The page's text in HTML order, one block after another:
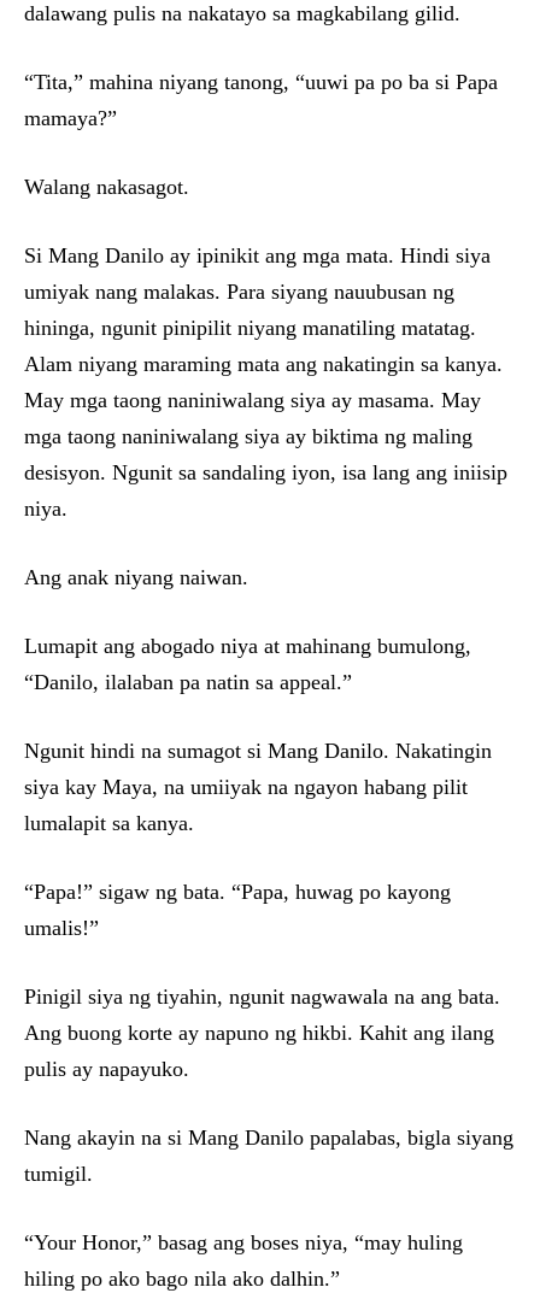
dalawang pulis na nakatayo sa magkabilang gilid.
“Tita,” mahina niyang tanong, “uuwi pa po ba si Papa
mamaya?”
Walang nakasagot.
Si Mang Danilo ay ipinikit ang mga mata. Hindi siya
umiyak nang malakas. Para siyang nauubusan ng
hininga, ngunit pinipilit niyang manatiling matatag.
Alam niyang maraming mata ang nakatingin sa kanya.
May mga taong naniniwalang siya ay masama. May
mga taong naniniwalang siya ay biktima ng maling
desisyon. Ngunit sa sandaling iyon, isa lang ang iniisip
niya.
Ang anak niyang naiwan.
Lumapit ang abogado niya at mahinang bumulong,
“Danilo, ilalaban pa natin sa appeal.”
Ngunit hindi na sumagot si Mang Danilo. Nakatingin
siya kay Maya, na umiiyak na ngayon habang pilit
lumalapit sa kanya.
“Papa!” sigaw ng bata. “Papa, huwag po kayong
umalis!”
Pinigil siya ng tiyahin, ngunit nagwawala na ang bata.
Ang buong korte ay napuno ng hikbi. Kahit ang ilang
pulis ay napayuko.
Nang akayin na si Mang Danilo papalabas, bigla siyang
tumigil.
“Your Honor,” basag ang boses niya, “may huling
hiling po ako bago nila ako dalhin.”